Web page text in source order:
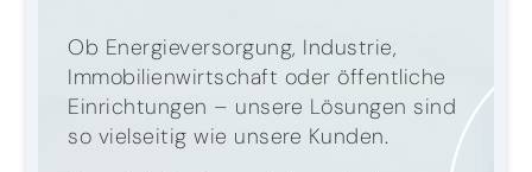
Ob Energieversorgung, Industrie,
Immobilienwirtschaft oder öffentliche
Einrichtungen – unsere Lösungen sind
so vielseitig wie unsere Kunden.